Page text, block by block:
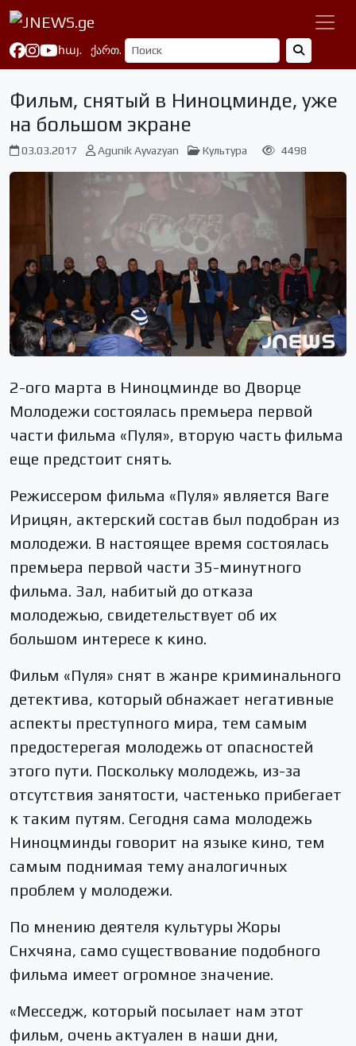
հայ. ქართ.
Фильм, снятый в Ниноцминде, уже
на большом экране
03.03.2017 Agunik Ayvazyan Культура 4498
2-ого марта в Ниноцминде во Дворце
Молодежи состоялась премьера первой
части фильма «Пуля», вторую часть фильма
еще предстоит снять.
Режиссером фильма «Пуля» является Ваге
Ирицян, актерский состав был подобран из
молодежи. В настоящее время состоялась
премьера первой части 35-минутного
фильма. Зал, набитый до отказа
молодежью, свидетельствует об их
большом интересе к кино.
Фильм «Пуля» снят в жанре криминального
детектива, который обнажает негативные
аспекты преступного мира, тем самым
предостерегая молодежь от опасностей
этого пути. Поскольку молодежь, из-за
отсутствия занятости, частенько прибегает
к таким путям. Сегодня сама молодежь
Ниноцминды говорит на языке кино, тем
самым поднимая тему аналогичных
проблем у молодежи.
По мнению деятеля культуры Жоры
Снхчяна, само существование подобного
фильма имеет огромное значение.
«Месседж, который посылает нам этот
фильм, очень актуален в наши дни,